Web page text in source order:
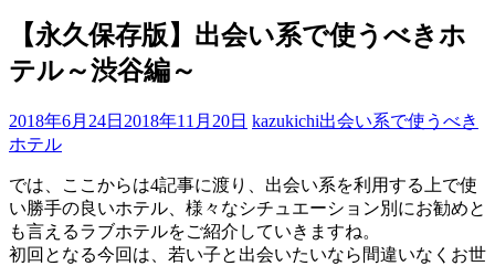
【永久保存版】出会い系で使うべきホ
テル～渋谷編～
2018年6月24日 2018年11月20日 kazukichi出会い系で使うべき
ホテル
では、ここからは4記事に渡り、出会い系を利用する上で使
い勝手の良いホテル、様々なシチュエーション別にお勧めと
も言えるラブホテルをご紹介していきますね。
初回となる今回は、若い子と出会いたいなら間違いなくお世